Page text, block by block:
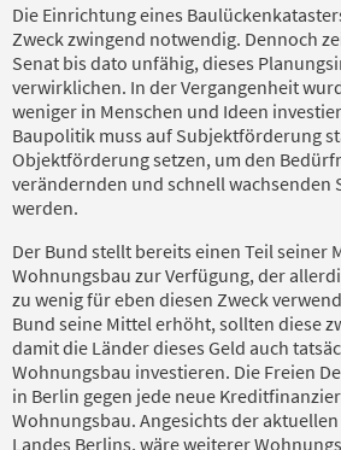
Die Einrichtung eines
Zweck zwingend notwendig. Dennoch
Senat bis dato unfähig, dieses
verwirklichen. In der Vergangenheit
weniger in Menschen und Ideen
Baupolitik muss auf Subjektförderung
Objektförderung setzen, um den
verändernden und schnell wachsenden
werden.
Der Bund stellt bereits einen Teil seiner
Wohnungsbau zur Verfügung, der
zu wenig für eben diesen Zweck
Bund seine Mittel erhöht, sollten diese
damit die Länder dieses Geld auch
Wohnungsbau investieren. Die Freien
in Berlin gegen jede neue
Wohnungsbau. Angesichts der
Landes Berlins, wäre weiterer